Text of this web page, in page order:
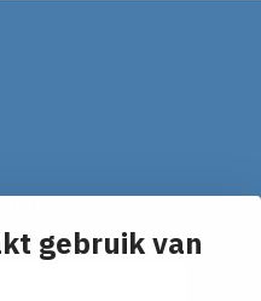
gebruik van
direct in je inbox!